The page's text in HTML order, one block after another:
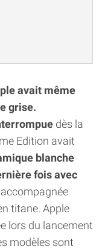
avait même
grise.
dès la
Edition avait
blanche
fois avec
accompagnée
titane. Apple
lors du lancement
modèles sont